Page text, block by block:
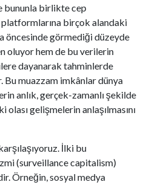
bununla birlikte cep
birçok alandaki
öncesinde görmediği düzeyde
oluyor hem de bu verilerin
dayanarak tahminlerde
Bu muazzam imkânlar dünya
anlık, gerçek-zamanlı şekilde
gelişmelerin anlaşılmasını
İlki bu
(surveillance capitalism)
Örneğin, sosyal medya